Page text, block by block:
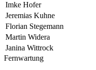
Imke Hofer
Jeremias Kuhne
Florian Stegemann
Martin Widera
Janina Wittrock
Fernwartung